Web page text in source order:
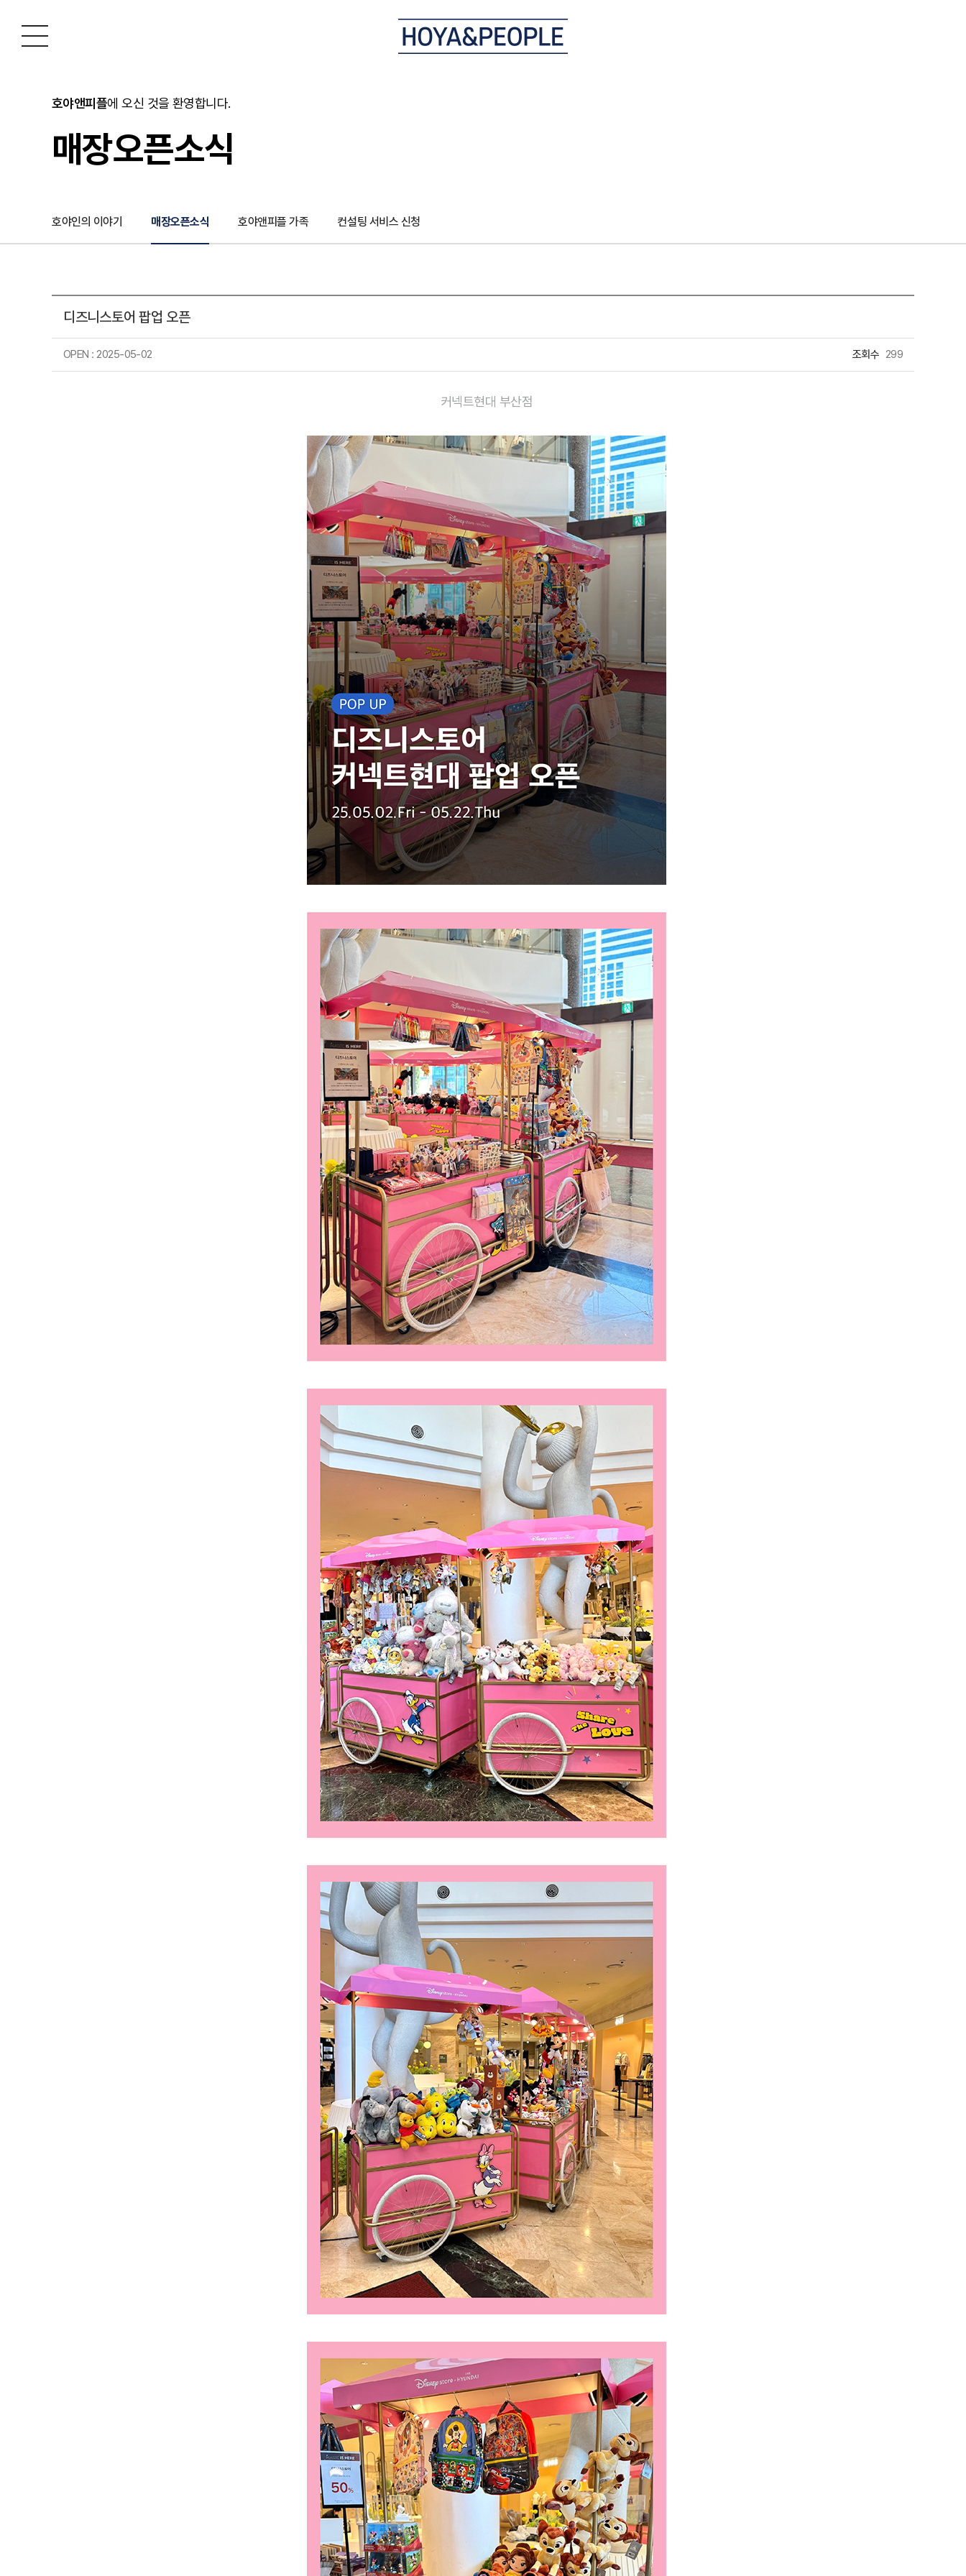
호야앤피플에 오신 것을 환영합니다.
매장오픈소식
호야인의 이야기 매장오픈소식 호야앤피플 가족 컨설팅 서비스 신청
디즈니스토어 팝업 오픈
OPEN : 2025-05-02 조회수 299
커넥트현대 부산점